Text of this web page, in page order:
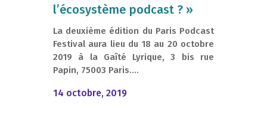
l’écosystème podcast ? »
La deuxième édition du Paris Podcast
Festival aura lieu du 18 au 20 octobre
2019 à la Gaîté Lyrique, 3 bis rue
Papin, 75003 Paris....
14 octobre, 2019